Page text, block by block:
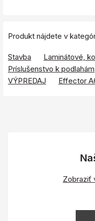
Produkt nájdete v
Stavba
Laminátové,
Príslušenstvo k podlahám
VÝPREDAJ
Effector
Zobraziť